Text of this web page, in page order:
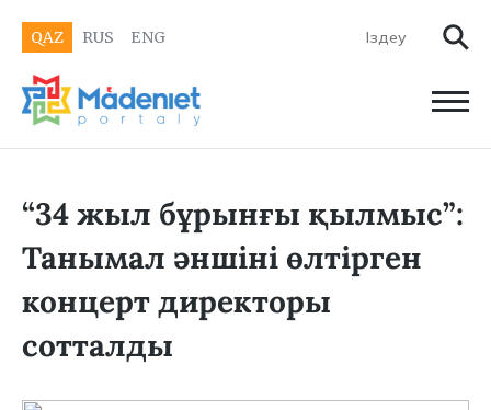
QAZ RUS ENG
“34 жыл бұрынғы қылмыс”:
Танымал әншіні өлтірген
концерт директоры
сотталды